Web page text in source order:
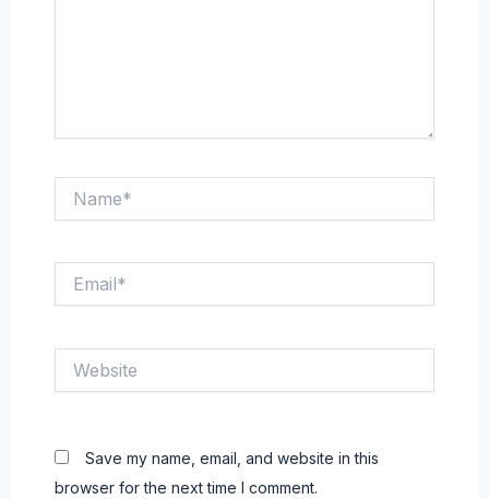
Save my name, email, and website in this
browser for the next time I comment.